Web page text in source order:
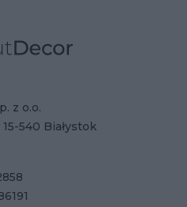
z o.o.
15-540 Białystok